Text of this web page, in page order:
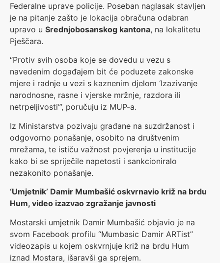
Federalne uprave policije. Poseban naglasak stavljen
je na pitanje zašto je lokacija obračuna odabran
upravo u Srednjobosanskog kantona, na lokalitetu
Pješčara.
“Protiv svih osoba koje se dovedu u vezu s
navedenim događajem bit će poduzete zakonske
mjere i radnje u vezi s kaznenim djelom ‘Izazivanje
narodnosne, rasne i vjerske mržnje, razdora ili
netrpeljivosti’”, poručuju iz MUP-a.
Iz Ministarstva pozivaju građane na suzdržanost i
odgovorno ponašanje, osobito na društvenim
mrežama, te ističu važnost povjerenja u institucije
kako bi se spriječile napetosti i sankcioniralo
nezakonito ponašanje.
‘Umjetnik’ Damir Mumbašić oskvrnavio križ na brdu
Hum, video izazvao zgražanje javnosti
Mostarski umjetnik Damir Mumbašić objavio je na
svom Facebook profilu “Mumbasic Damir ARTist”
videozapis u kojem oskvrnjuje križ na brdu Hum
iznad Mostara, išaravši ga sprejem.